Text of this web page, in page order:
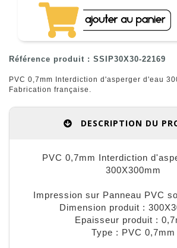
Référence produit : SSIP30X30-22169
PVC 0,7mm Interdiction d'asperger d'eau
Fabrication française.
DESCRIPTION DU
PVC 0,7mm Interdiction
300X300mm
Impression sur Panneau PVC
Dimension produit :
Epaisseur produit :
Type : PVC 0,7mm